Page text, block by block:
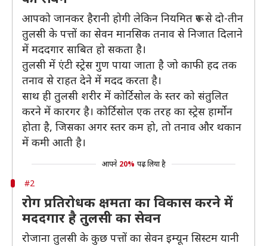
आपको जानकर हैरानी होगी लेकिन नियमित रूप से दो-तीन
तुलसी के पत्तों का सेवन मानसिक तनाव से निजात दिलाने
में मददगार साबित हो सकता है।
तुलसी में एंटी स्ट्रेस गुण पाया जाता है जो काफी हद तक
तनाव से राहत देने में मदद करता है।
साथ ही तुलसी शरीर में कोर्टिसोल के स्तर को संतुलित
करने में कारगर है। कोर्टिसोल एक तरह का स्ट्रेस हार्मोन
होता है, जिसका अगर स्तर कम हो, तो तनाव और थकान
में कमी आती है।
आपने 20% पढ़ लिया है
#2
रोग प्रतिरोधक क्षमता का विकास करने में
मददगार है तुलसी का सेवन
रोजाना तुलसी के कुछ पत्तों का सेवन इम्यून सिस्टम यानी